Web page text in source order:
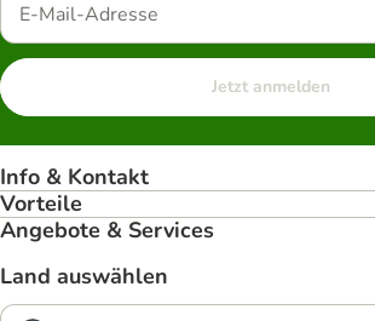
Jetzt anmelden
Info & Kontakt
Vorteile
Angebote & Services
Land auswählen